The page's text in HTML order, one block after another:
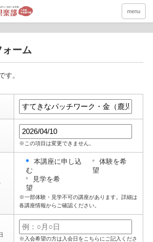
menu
ーム
す。
※この項目は変更できません。
本講座に申し込
む
体験を希
望
見学を希
望
※一部体験・見学不可の講座があります。詳細は
各講座情報からご確認ください。
※入会希望の方は入会日をこちらにご記入くださ